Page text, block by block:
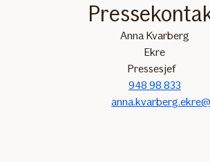
Anna Kvarberg
Ekre
Pressesjef
948 98 833